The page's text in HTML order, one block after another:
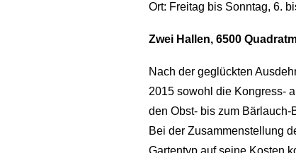
Ort: Freitag bis Sonntag, 6.
Zwei Hallen, 6500
Nach der geglückten
2015 sowohl die Kongress-
den Obst- bis zum
Bei der Zusammenstellung
Gartentyp auf seine Kosten